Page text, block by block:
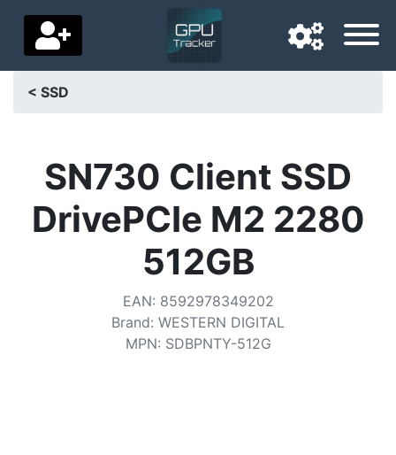
Pays de livraison
Accueil
Soutenez-nous
< SSD
SN730 Client SSD
DrivePCIe M2 2280
512GB
EAN: 8592978349202
Brand: WESTERN DIGITAL
MPN: SDBPNTY-512G